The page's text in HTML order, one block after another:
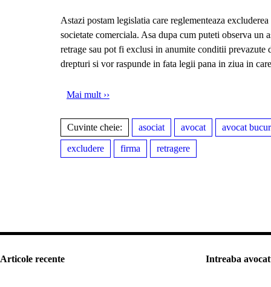
Astazi postam legislatia care reglementeaza
societate comerciala. Asa dupa cum puteti observa un
retrage sau pot fi exclusi in anumite conditii prevazute
drepturi si vor raspunde in fata legii pana in ziua in
Mai mult ››
Cuvinte cheie: asociat avocat avocat
excludere firma retragere
Articole recente Intreaba